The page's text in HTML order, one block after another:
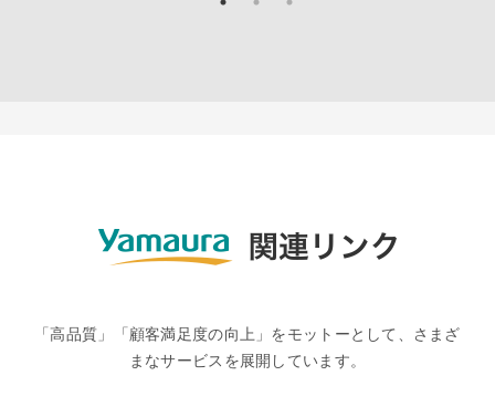
「高品質」「顧客満足度の向上」をモットーとして、さまざ
まなサービスを展開しています。